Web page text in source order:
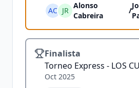
AC JR
Alonso
Cabreira
/
Finalista
Torneo Express - LOS
Oct 2025